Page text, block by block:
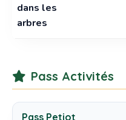
dans les
arbres
Pass Activités
Pass Petiot